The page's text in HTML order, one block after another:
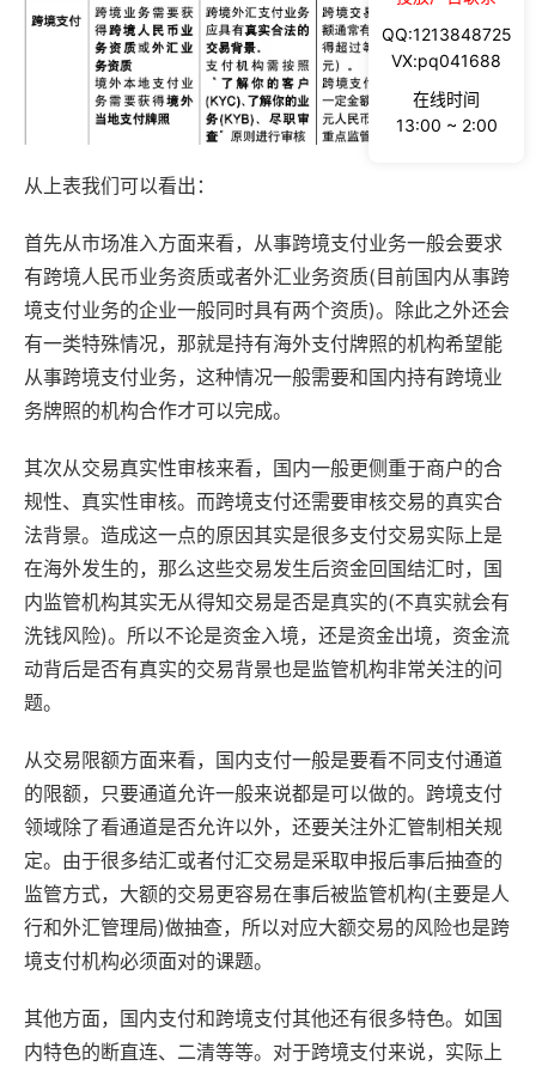
从上表我们可以看出：
首先从市场准入方面来看，从事跨境支付业务一般会要求
有跨境人民币业务资质或者外汇业务资质(目前国内从事跨
境支付业务的企业一般同时具有两个资质)。除此之外还会
有一类特殊情况，那就是持有海外支付牌照的机构希望能
从事跨境支付业务，这种情况一般需要和国内持有跨境业
务牌照的机构合作才可以完成。
其次从交易真实性审核来看，国内一般更侧重于商户的合
规性、真实性审核。而跨境支付还需要审核交易的真实合
法背景。造成这一点的原因其实是很多支付交易实际上是
在海外发生的，那么这些交易发生后资金回国结汇时，国
内监管机构其实无从得知交易是否是真实的(不真实就会有
洗钱风险)。所以不论是资金入境，还是资金出境，资金流
动背后是否有真实的交易背景也是监管机构非常关注的问
题。
从交易限额方面来看，国内支付一般是要看不同支付通道
的限额，只要通道允许一般来说都是可以做的。跨境支付
领域除了看通道是否允许以外，还要关注外汇管制相关规
定。由于很多结汇或者付汇交易是采取申报后事后抽查的
监管方式，大额的交易更容易在事后被监管机构(主要是人
行和外汇管理局)做抽查，所以对应大额交易的风险也是跨
境支付机构必须面对的课题。
其他方面，国内支付和跨境支付其他还有很多特色。如国
内特色的断直连、二清等等。对于跨境支付来说，实际上
QQ:1213848725
VX:pq041688
在线时间
13:00 ~ 2:00